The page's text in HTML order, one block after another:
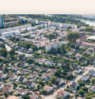
Œuvre
Parcours
Parole
Spectacle